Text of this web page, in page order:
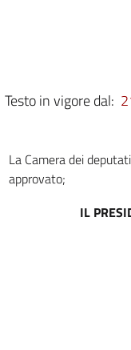
8
Testo in vigore dal:
La Camera dei
approvato;
IL